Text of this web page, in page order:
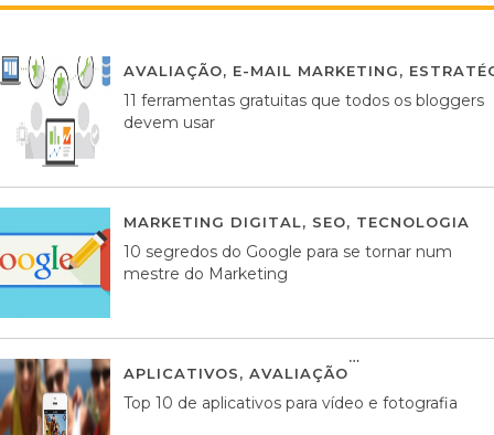
AVALIAÇÃO, E-MAIL MARKETING,
11 ferramentas gratuitas que todos os bloggers
devem usar
MARKETING DIGITAL, SEO, TECNOLOGIA
10 segredos do Google para se tornar num
mestre do Marketing
APLICATIVOS, AVALIAÇÃO
Top 10 de aplicativos para vídeo e fotografia